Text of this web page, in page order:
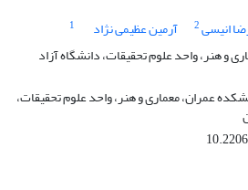
انیسی2 آرمین عظیمی نژاد
1
و هنر، واحد علوم تحقیقات، دانشگاه آزاد
عمران، معماری و هنر، واحد علوم تحقیقات،